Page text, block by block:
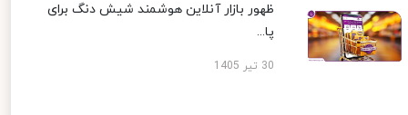
ظهور بازار آنلاین هوشمند شیش دنگ برای
پا...
30 تیر 1405